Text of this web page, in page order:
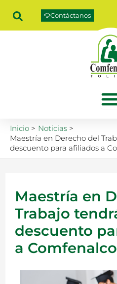
Contáctanos
Inicio
Noticias
Maestría en Derecho del
descuento para afiliados a
Maestría en
Trabajo
descuento
a